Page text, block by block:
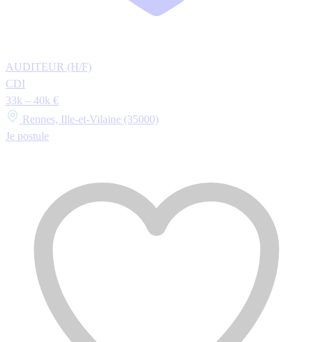
AUDITEUR (H/F)
CDI
33k – 40k €
Rennes, Ille-et-Vilaine (35000)
Je postule